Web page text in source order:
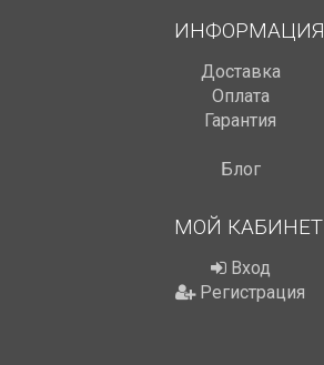
ИНФОРМАЦИЯ
Доставка
Оплата
Гарантия
Блог
МОЙ КАБИНЕТ
Вход
Регистрация